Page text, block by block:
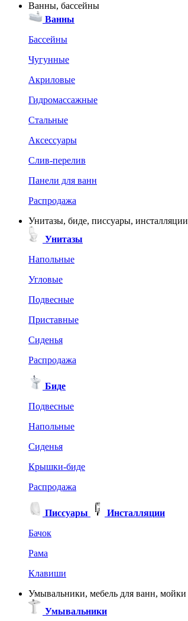
Ванны, бассейны
Ванны
Бассейны
Чугунные
Акриловые
Гидромассажные
Стальные
Аксессуары
Слив-перелив
Панели для ванн
Распродажа
Унитазы, биде, писсуары, инсталляции
Унитазы
Напольные
Угловые
Подвесные
Приставные
Сиденья
Распродажа
Биде
Подвесные
Напольные
Сиденья
Крышки-биде
Распродажа
Писсуары
Инсталляции
Бачок
Рама
Клавиши
Умывальники, мебель для ванн, мойки
Умывальники